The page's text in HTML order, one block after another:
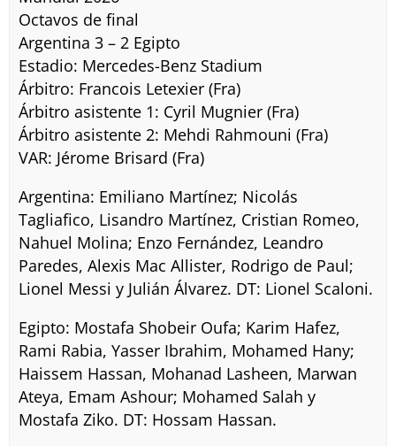
Octavos de final
Argentina 3 – 2 Egipto
Estadio: Mercedes-Benz Stadium
Árbitro: Francois Letexier (Fra)
Árbitro asistente 1: Cyril Mugnier (Fra)
Árbitro asistente 2: Mehdi Rahmouni (Fra)
VAR: Jérome Brisard (Fra)
Argentina: Emiliano Martínez; Nicolás
Tagliafico, Lisandro Martínez, Cristian Romeo,
Nahuel Molina; Enzo Fernández, Leandro
Paredes, Alexis Mac Allister, Rodrigo de Paul;
Lionel Messi y Julián Álvarez. DT: Lionel Scaloni.
Egipto: Mostafa Shobeir Oufa; Karim Hafez,
Rami Rabia, Yasser Ibrahim, Mohamed Hany;
Haissem Hassan, Mohanad Lasheen, Marwan
Ateya, Emam Ashour; Mohamed Salah y
Mostafa Ziko. DT: Hossam Hassan.